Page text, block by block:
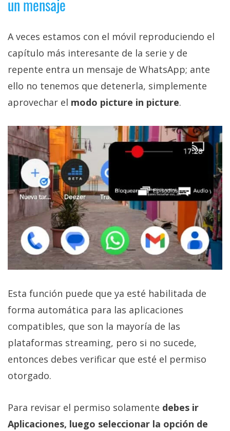
un mensaje
A veces estamos con el móvil reproduciendo el
capítulo más interesante de la serie y de
repente entra un mensaje de WhatsApp; ante
ello no tenemos que detenerla, simplemente
aprovechar el modo picture in picture.
Esta función puede que ya esté habilitada de
forma automática para las aplicaciones
compatibles, que son la mayoría de las
plataformas streaming, pero si no sucede,
entonces debes verificar que esté el permiso
otorgado.
Para revisar el permiso solamente debes ir
Aplicaciones, luego seleccionar la opción de